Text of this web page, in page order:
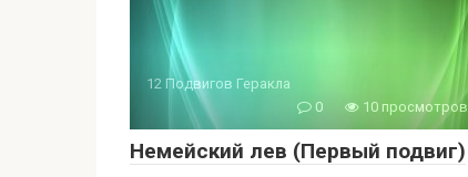
12 Подвигов Геракла
0
10 просмотров
Немейский лев (Первый подвиг)